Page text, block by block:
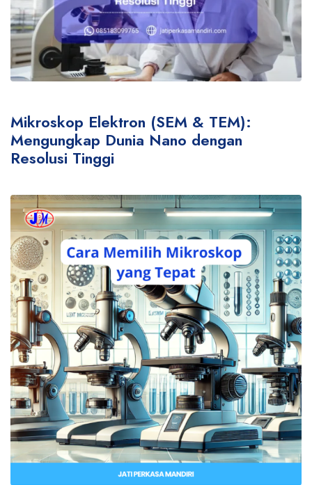
Mikroskop Elektron (SEM & TEM):
Mengungkap Dunia Nano dengan
Resolusi Tinggi